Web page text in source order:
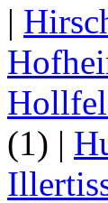
|
(1) |